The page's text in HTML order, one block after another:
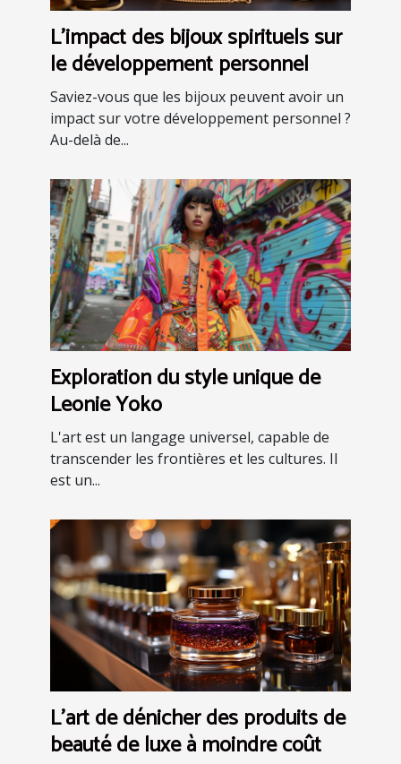
L'impact des bijoux spirituels sur
le développement personnel
Saviez-vous que les bijoux peuvent avoir un
impact sur votre développement personnel ?
Au-delà de...
Exploration du style unique de
Leonie Yoko
L'art est un langage universel, capable de
transcender les frontières et les cultures. Il
est un...
L'art de dénicher des produits de
beauté de luxe à moindre coût